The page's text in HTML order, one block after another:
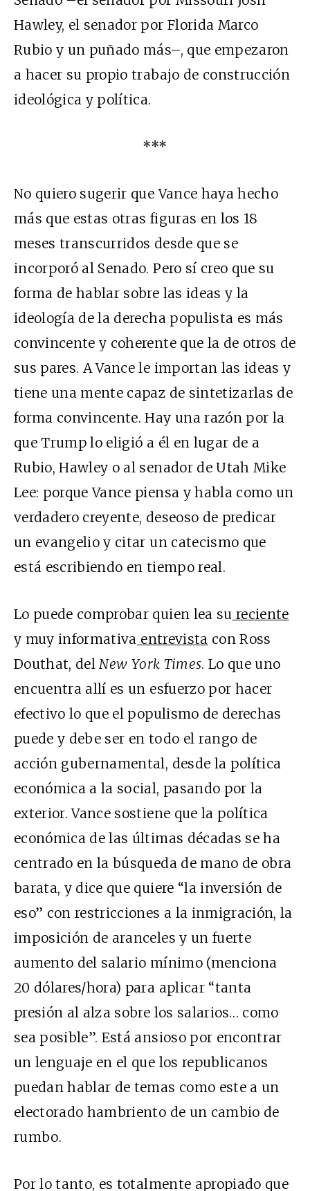
Hawley, el senador por Florida Marco
Rubio y un puñado más–, que empezaron
a hacer su propio trabajo de construcción
ideológica y política.
***
No quiero sugerir que Vance haya hecho
más que estas otras figuras en los 18
meses transcurridos desde que se
incorporó al Senado. Pero sí creo que su
forma de hablar sobre las ideas y la
ideología de la derecha populista es más
convincente y coherente que la de otros de
sus pares. A Vance le importan las ideas y
tiene una mente capaz de sintetizarlas de
forma convincente. Hay una razón por la
que Trump lo eligió a él en lugar de a
Rubio, Hawley o al senador de Utah Mike
Lee: porque Vance piensa y habla como un
verdadero creyente, deseoso de predicar
un evangelio y citar un catecismo que
está escribiendo en tiempo real.
Lo puede comprobar quien lea su reciente
y muy informativa entrevista con Ross
Douthat, delNew York Times. Lo que uno
encuentra allí es un esfuerzo por hacer
efectivo lo que el populismo de derechas
puede y debe ser en todo el rango de
acción gubernamental, desde la política
económica a la social, pasando por la
exterior. Vance sostiene que la política
económica de las últimas décadas se ha
centrado en la búsqueda de mano de obra
barata, y dice que quiere “la inversión de
eso” con restricciones a la inmigración, la
imposición de aranceles y un fuerte
aumento del salario mínimo (menciona
20 dólares/hora) para aplicar “tanta
presión al alza sobre los salarios… como
sea posible”. Está ansioso por encontrar
un lenguaje en el que los republicanos
puedan hablar de temas como este a un
electorado hambriento de un cambio de
rumbo.
Por lo tanto, es totalmente apropiado que